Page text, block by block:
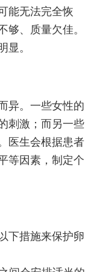
能无法完全恢
够、质量欠佳。
显。
异。一些女性的
刺激；而另一些
医生会根据患者
等因素，制定个
下措施来保护卵